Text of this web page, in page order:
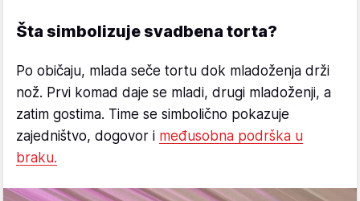
Šta simbolizuje svadbena torta?
Po običaju, mlada seče tortu dok mladoženja drži
nož. Prvi komad daje se mladi, drugi mladoženji, a
zatim gostima. Time se simbolično pokazuje
zajedništvo, dogovor i međusobna podrška u
braku.